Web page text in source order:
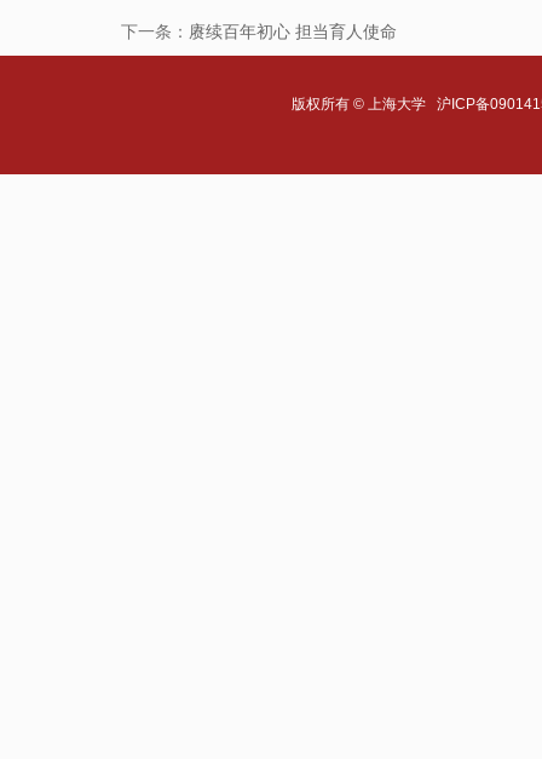
下一条： 赓续百年初心 担当育人使命
版权所有 ©上海大学 沪ICP备